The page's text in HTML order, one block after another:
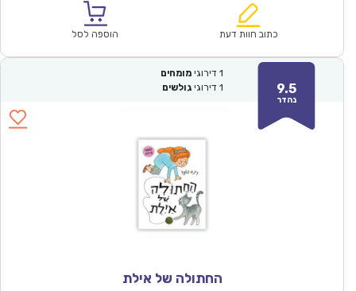
₪61.00.
הוא:
כתוב חוות דעת הוספה לסל
9.5
נהדר
1 דירוגי מומחים
1 דירוגי גולשים
החתולה של אילת